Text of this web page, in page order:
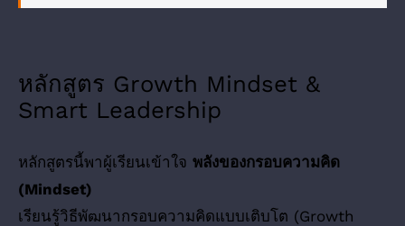
หลักสูตร Growth Mindset &
Smart Leadership
หลักสูตรนี้พาผู้เรียนเข้าใจ พลังของกรอบความคิด
(Mindset)
เรียนรู้วิธีพัฒนากรอบความคิดแบบเติบโต (Growth